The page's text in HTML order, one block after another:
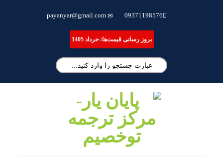
09371198576
payanyar@gmail.com
بروز رسانی قیمت‌ها: خرداد 1405